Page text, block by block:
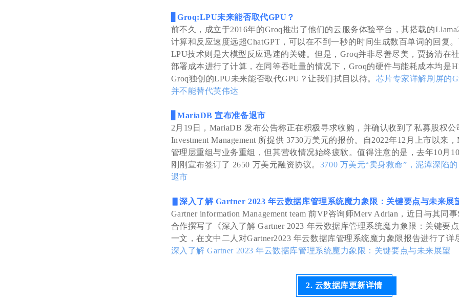
▋Groq:LPU未来能否取代GPU？
前不久，成立于2016年的Groq推出了他们的云服务体验平台，其搭载的
计算和反应速度远超ChatGPT，可以在不到一秒的时间生成数百单词的回复
LPU技术则是大模型反应迅速的关键。但是，Groq并非尽善尽美，贾扬清在
部署成本进行了计算，在同等吞吐量的情况下，Groq的硬件与能耗成本均是
Groq独创的LPU未来能否取代GPU？让我们拭目以待。 芯片专家详解刷屏的
并不能替代英伟达
▋MariaDB 宣布准备退市
2月19日，MariaDB 发布公告称正在积极寻求收购，并确认收到了私募股权公
Investment Management 所提供 3730万美元的报价。自2022年12月上市以来
管理层重组与业务重组，但其营收情况始终疲软。值得注意的是，去年10月
刚刚宣布签订了 2650 万美元融资协议。 3700 万美元“卖身救命”，泥潭深陷
退市
▋深入了解 Gartner 2023 年云数据库管理系统魔力象限：关键要点与未来展
Gartner information Management team 前VP咨询师Merv Adrian，近日与其同事
合作撰写了《深入了解 Gartner 2023 年云数据库管理系统魔力象限：关键要点
一文，在文中二人对Gartner2023 年云数据库管理系统魔力象限报告进行了详
深入了解 Gartner 2023 年云数据库管理系统魔力象限：关键要点与未来展望
2. 云数据库更新详情